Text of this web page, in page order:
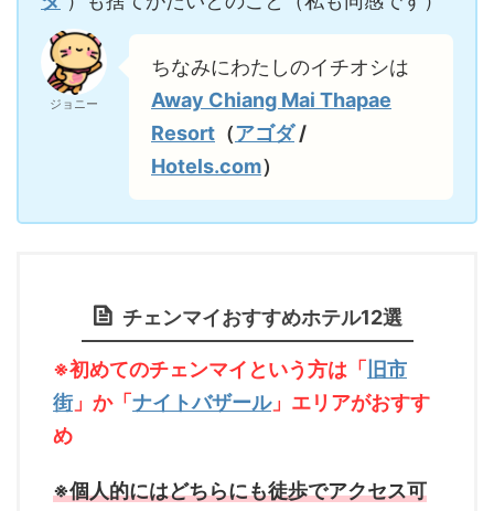
ジョニー
ちなみにわたしのイチオシは
Away Chiang Mai Thapae
Resort （アゴダ/
Hotels.com）
チェンマイおすすめホテル12選
※初めてのチェンマイという方は「
旧市
街」か「 ナイトバザール」エリアがおすす
め
※個人的にはどちらにも徒歩でアクセス可